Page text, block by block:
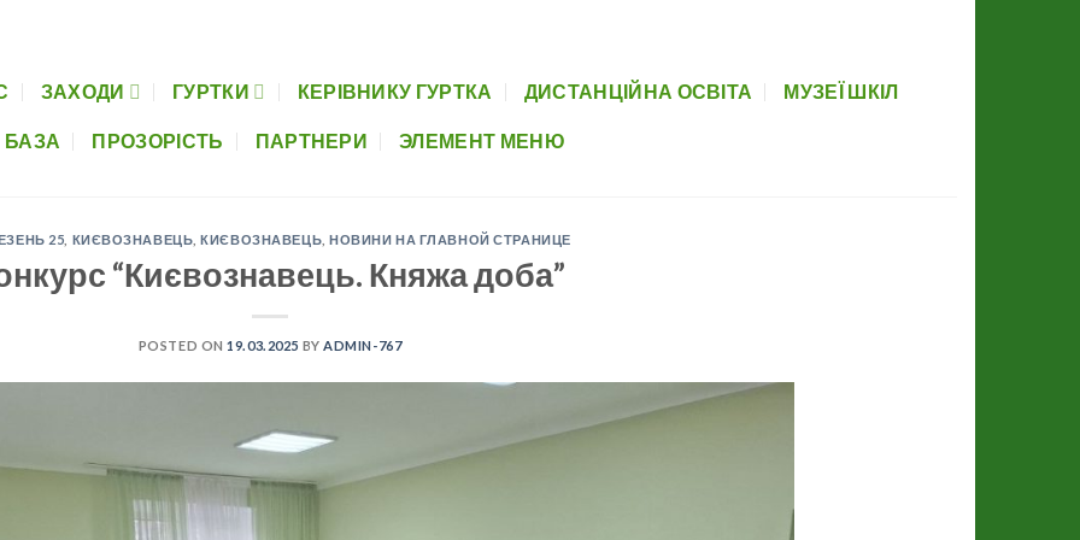
ЗАХОДИ ГУРТКИ КЕРІВНИКУ ГУРТКА ДИСТАНЦІЙНА ОСВІТА МУЗЕЇ ШКІЛ
ПРОЗОРІСТЬ ПАРТНЕРИ ЭЛЕМЕНТ МЕНЮ
25 КИЄВОЗНАВЕЦЬ ,КИЄВОЗНАВЕЦЬ ,НОВИНИ НА ГЛАВНОЙ СТРАНИЦЕ
“Києвознавець. Княжа доба”
POSTED ON19.03.2025 BY ADMIN-767